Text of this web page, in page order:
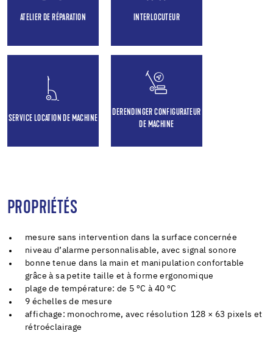
ATELIER DE RÉPARATION INTERLOCUTEUR
SERVICE LOCATION DE MACHINE
DERENDINGER CONFIGURATEUR
DE MACHINE
PROPRIÉTÉS
mesure sans intervention dans la surface concernée
niveau d’alarme personnalisable, avec signal sonore
bonne tenue dans la main et manipulation confortable
grâce à sa petite taille et à forme ergonomique
plage de température: de 5 ºC à 40 ºC
9 échelles de mesure
affichage: monochrome, avec résolution 128 × 63 pixels et
rétroéclairage